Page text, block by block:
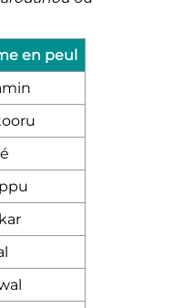
en peul